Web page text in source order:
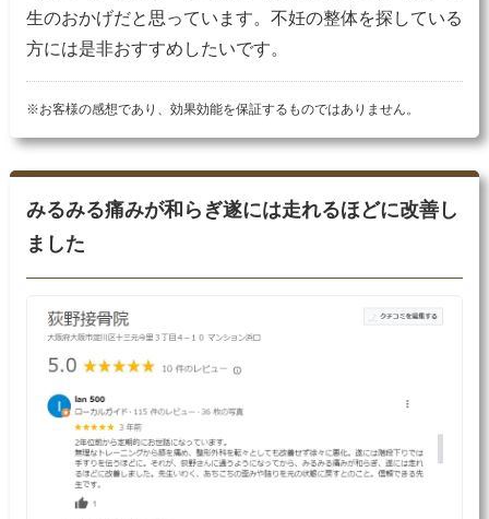
生のおかげだと思っています。不妊の整体を探している
方には是非おすすめしたいです。
※お客様の感想であり、効果効能を保証するものではありません。
みるみる痛みが和らぎ遂には走れるほどに改善し
ました